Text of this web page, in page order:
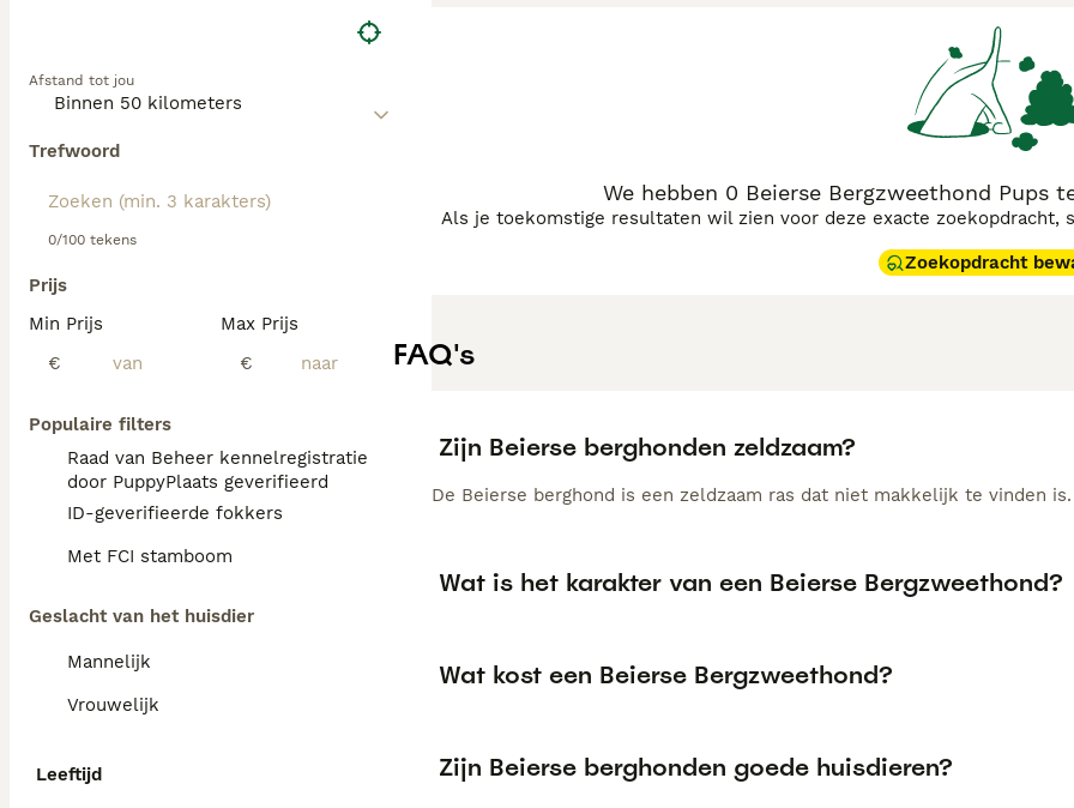
Afstand tot jou
Trefwoord
0/100 tekens
Prijs
Min Prijs
€
Max Prijs
€
Populaire filters
Raad van Beheer kennelregistratie
door PuppyPlaats geverifieerd
ID-geverifieerde fokkers
Met FCI stamboom
Geslacht van het huisdier
Mannelijk
Vrouwelijk
Leeftijd
We hebben 0 Beierse Bergzweethond Pups
Als je toekomstige resultaten wil zien voor deze exacte zoekopdracht,
Zoekopdracht
FAQ's
Zijn Beierse berghonden zeldzaam?
De Beierse berghond is een zeldzaam ras dat niet makkelijk te vinden is.
Wat is het karakter van een Beierse Bergzweethond?
Wat kost een Beierse Bergzweethond?
Zijn Beierse berghonden goede huisdieren?